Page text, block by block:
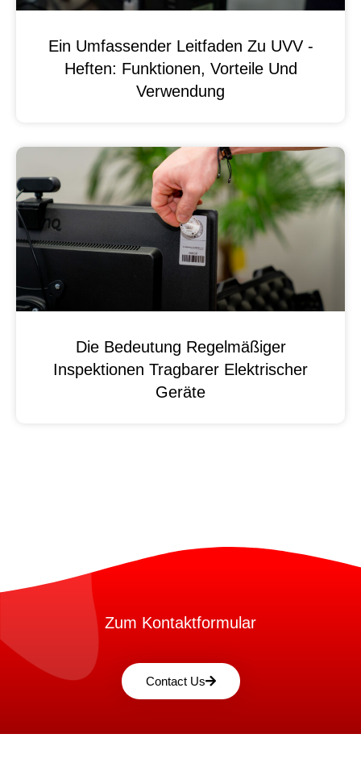
Ein Umfassender Leitfaden Zu UVV -
Heften: Funktionen, Vorteile Und
Verwendung
Die Bedeutung Regelmäßiger
Inspektionen Tragbarer Elektrischer
Geräte
Zum Kontaktformular
Contact Us